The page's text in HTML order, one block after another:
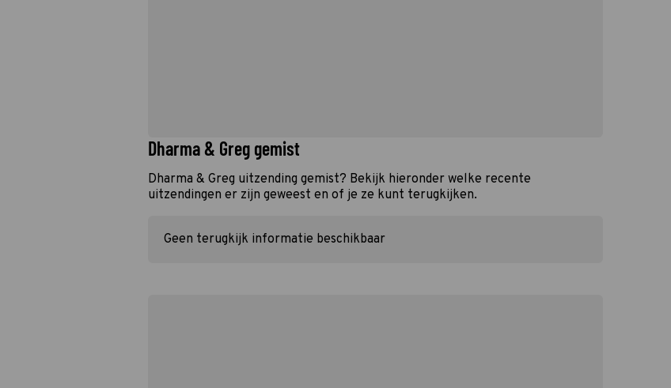
Dharma & Greg gemist
Dharma & Greg uitzending gemist? Bekijk hieronder welke recente
uitzendingen er zijn geweest en of je ze kunt terugkijken.
Geen terugkijk informatie beschikbaar